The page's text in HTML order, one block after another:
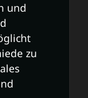
und
zu